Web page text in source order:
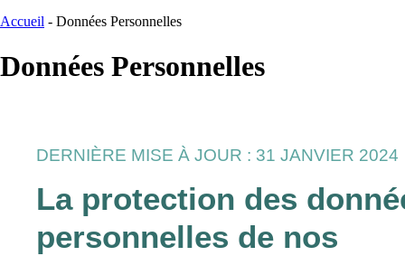
Accueil - Données Personnelles
Données Personnelles
DERNIÈRE MISE À JOUR : 31 JANVIER 2024
La protection des
personnelles de nos